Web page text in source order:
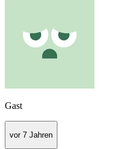
Gast
vor 7 Jahren